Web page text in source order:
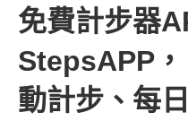
免費計步器
StepsAPP
動計步、每